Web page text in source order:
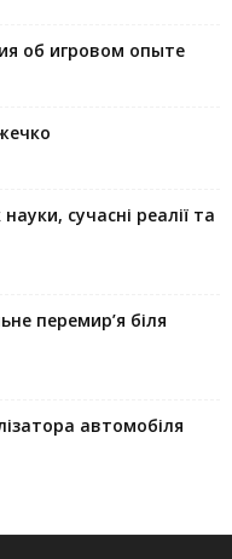
об игровом опыте
сучасні реалії та
перемир’я біля
автомобіля